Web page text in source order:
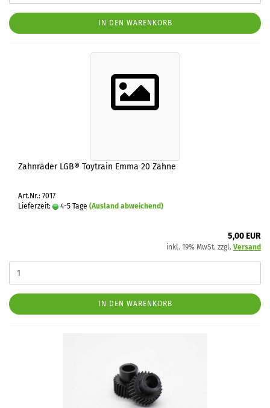
IN DEN WARENKORB
Zahnräder LGB® Toytrain Emma 20 Zähne
Art.Nr.: 7017
Lieferzeit:
4-5 Tage (Ausland abweichend)
5,00 EUR
inkl. 19% MwSt. zzgl. Versand
IN DEN WARENKORB